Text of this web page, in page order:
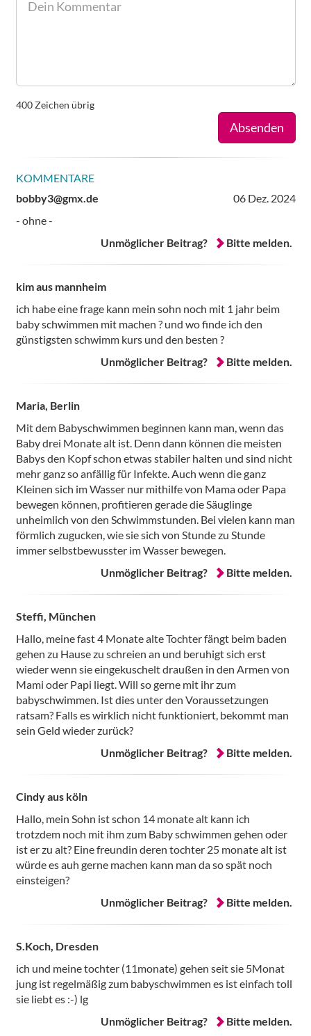
400 Zeichen übrig
Absenden
KOMMENTARE
bobby3@gmx.de
06 Dez. 2024
- ohne -
Unmöglicher Beitrag?
Bitte melden.
kim aus mannheim
ich habe eine frage kann mein sohn noch mit 1 jahr beim
baby schwimmen mit machen ? und wo finde ich den
günstigsten schwimm kurs und den besten ?
Unmöglicher Beitrag?
Bitte melden.
Maria, Berlin
Mit dem Babyschwimmen beginnen kann man, wenn das
Baby drei Monate alt ist. Denn dann können die meisten
Babys den Kopf schon etwas stabiler halten und sind nicht
mehr ganz so anfällig für Infekte. Auch wenn die ganz
Kleinen sich im Wasser nur mithilfe von Mama oder Papa
bewegen können, profitieren gerade die Säuglinge
unheimlich von den Schwimmstunden. Bei vielen kann man
förmlich zugucken, wie sie sich von Stunde zu Stunde
immer selbstbewusster im Wasser bewegen.
Unmöglicher Beitrag?
Bitte melden.
Steffi, München
Hallo, meine fast 4 Monate alte Tochter fängt beim baden
gehen zu Hause zu schreien an und beruhigt sich erst
wieder wenn sie eingekuschelt draußen in den Armen von
Mami oder Papi liegt. Will so gerne mit ihr zum
babyschwimmen. Ist dies unter den Voraussetzungen
ratsam? Falls es wirklich nicht funktioniert, bekommt man
sein Geld wieder zurück?
Unmöglicher Beitrag?
Bitte melden.
Cindy aus köln
Hallo, mein Sohn ist schon 14 monate alt kann ich
trotzdem noch mit ihm zum Baby schwimmen gehen oder
ist er zu alt? Eine freundin deren tochter 25 monate alt ist
würde es auh gerne machen kann man da so spät noch
einsteigen?
Unmöglicher Beitrag?
Bitte melden.
S.Koch, Dresden
ich und meine tochter (11monate) gehen seit sie 5Monat
jung ist regelmäßig zum babyschwimmen es ist einfach toll
sie liebt es :-) lg
Unmöglicher Beitrag?
Bitte melden.